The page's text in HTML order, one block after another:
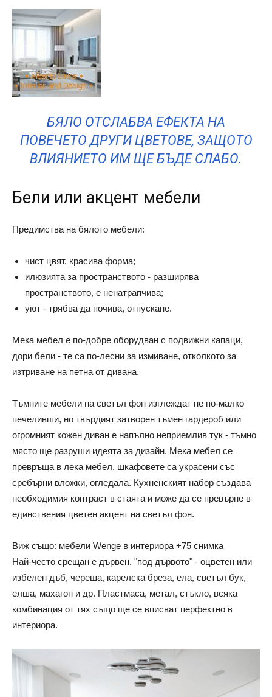
БЯЛО ОТСЛАБВА ЕФЕКТА НА
ПОВЕЧЕТО ДРУГИ ЦВЕТОВЕ, ЗАЩОТО
ВЛИЯНИЕТО ИМ ЩЕ БЪДЕ СЛАБО.
Бели или акцент мебели
Предимства на бялото мебели:
чист цвят, красива форма;
илюзията за пространството - разширява
пространството, е ненатрапчива;
уют - трябва да почива, отпускане.
Мека мебел е по-добре оборудван с подвижни капаци,
дори бели - те са по-лесни за измиване, отколкото за
изтриване на петна от дивана.
Тъмните мебели на светъл фон изглеждат не по-малко
печеливши, но твърдият затворен тъмен гардероб или
огромният кожен диван е напълно неприемлив тук - тъмно
място ще разруши идеята за дизайн. Мека мебел се
превръща в лека мебел, шкафовете са украсени със
сребърни вложки, огледала. Кухненският набор създава
необходимия контраст в стаята и може да се превърне в
единствения цветен акцент на светъл фон.
Виж също: мебели Wenge в интериора +75 снимка
Най-често срещан е дървен, "под дървото" - оцветен или
избелен дъб, череша, карелска бреза, ела, светъл бук,
елша, махагон и др. Пластмаса, метал, стъкло, всяка
комбинация от тях също ще се вписват перфектно в
интериора.